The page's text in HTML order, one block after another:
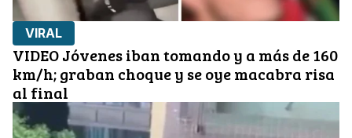
VIRAL
VIDEO Jóvenes iban tomando y a más de 160
km/h; graban choque y se oye macabra risa
al final